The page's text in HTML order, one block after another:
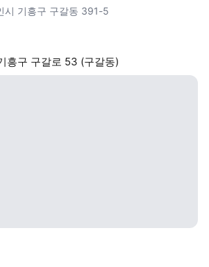
시 기흥구 구갈동 391-5
흥구 구갈로 53 (구갈동)